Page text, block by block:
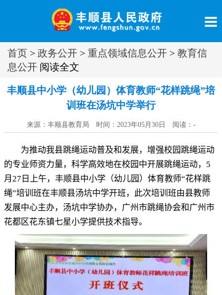
首页 > 政务公开 > 重点领域信息公开 > 教育信
息公开 阅读全文
丰顺县中小学（幼儿园）体育教师“花样跳绳”培
训班在汤坑中学举行
来源：丰顺县教育局 时间：2023年05月30日 阅读： -
为推动我县跳绳运动普及和发展， 增强校园跳绳运动
的专业师资力量，科学高效地在校园中开展跳绳运动 ， 5
月 27 日上午 ， 丰顺县中小学（幼儿园）体育教师“花样跳
绳”培训班在丰顺县汤坑中学开班，此次培训班由县教师
发展中心主办， 汤坑中学协办，广州市跳绳协会和广州市
花都区花东镇七星小学提供技术指导。